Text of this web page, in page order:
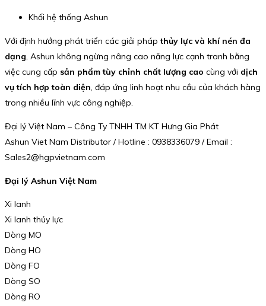
Khối hệ thống Ashun
Với định hướng phát triển các giải phápthủy lực và khí nén đa
dạng, Ashun không ngừng nâng cao năng lực cạnh tranh bằng
việc cung cấp sản phẩm tùy chỉnh chất lượng cao cùng với dịch
vụ tích hợp toàn diện, đáp ứng linh hoạt nhu cầu của khách hàng
trong nhiều lĩnh vực công nghiệp.
Đại lý Việt Nam – Công Ty TNHH TM KT Hưng Gia Phát
Ashun Viet Nam Distributor / Hotline : 0938336079 / Email :
Sales2@hgpvietnam.com
Đại lý Ashun Việt Nam
Xi lanh
Xi lanh thủy lực
Dòng MO
Dòng HO
Dòng FO
Dòng SO
Dòng RO